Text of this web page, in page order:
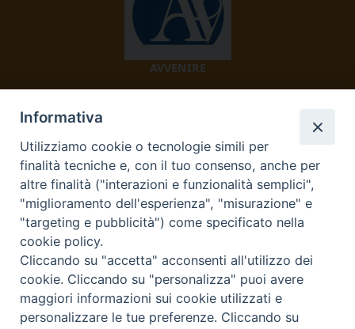
AVVENIRE
TV 2000
Diocesi di Ivrea
Informativa
Utilizziamo cookie o tecnologie simili per
finalità tecniche e, con il tuo consenso, anche per
altre finalità ("interazioni e funzionalità semplici",
"miglioramento dell'esperienza", "misurazione" e
"targeting e pubblicità") come specificato nella
cookie policy.
Cliccando su "accetta" acconsenti all'utilizzo dei
cookie. Cliccando su "personalizza" puoi avere
maggiori informazioni sui cookie utilizzati e
personalizzare le tue preferenze. Cliccando su